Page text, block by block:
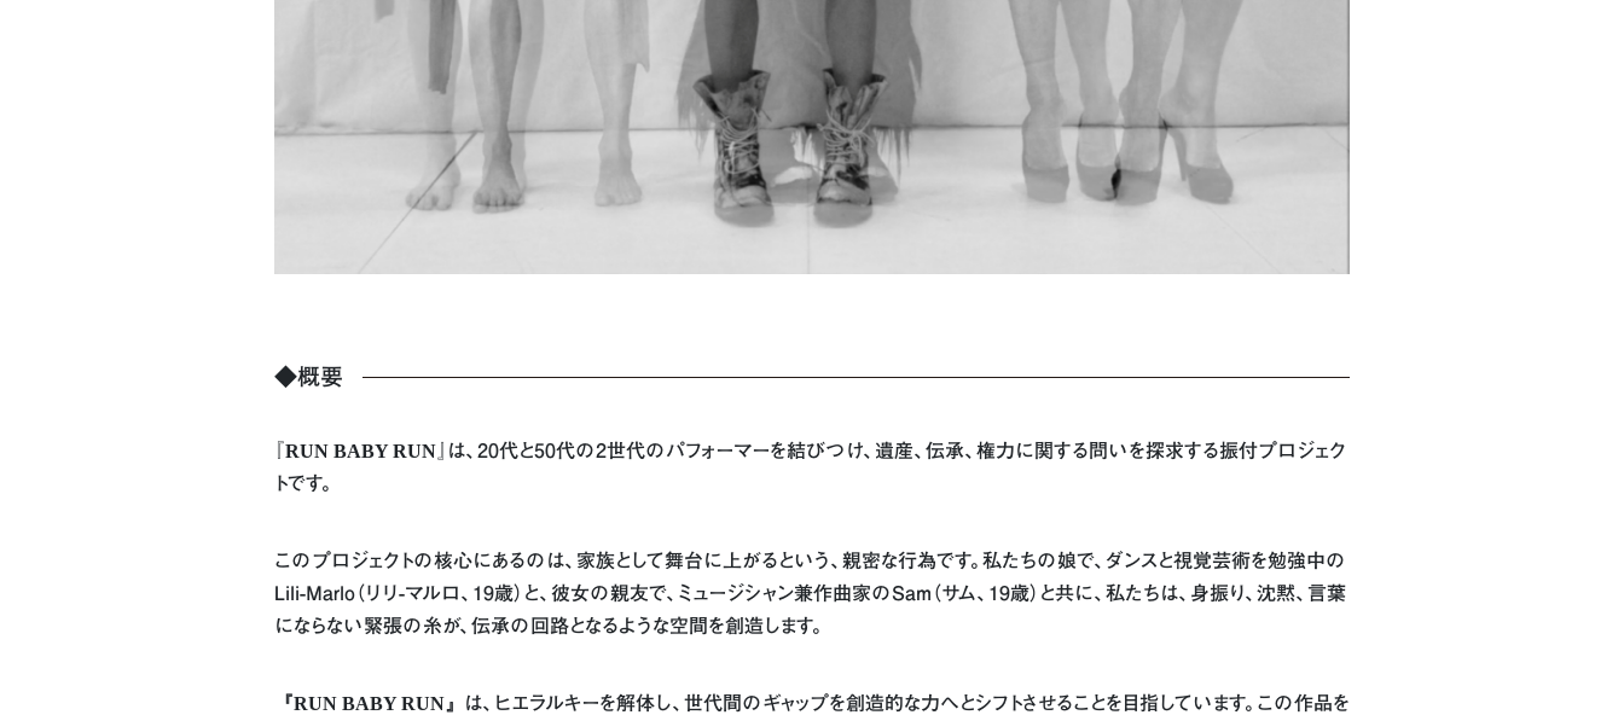
◆概要
『RUN BABY RUN 』は、20代と50代の2世代のパフォーマーを結びつけ、遺産、伝承、権力に関する問いを探求する振付プロジェク
トです。
このプロジェクトの核心にあるのは、家族として舞台に上がるという、親密な行為です。私たちの娘で、ダンスと視覚芸術を勉強中の
Lili-Marlo（リリ-マルロ、19歳）と、彼女の親友で、ミュージシャン兼作曲家のSam（サム、19歳）と共に、私たちは、身振り、沈黙、言葉
にならない緊張の糸が、伝承の回路となるような空間を創造します。
『RUN BABY RUN』
は、ヒエラルキーを解体し、世代間のギャップを創造的な力へとシフトさせることを目指しています。この作品を